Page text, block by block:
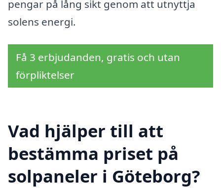
pengar på lång sikt genom att utnyttja
solens energi.
Få 3 erbjudanden, gratis och utan
förpliktelser
Vad hjälper till att
bestämma priset på
solpaneler i Göteborg?